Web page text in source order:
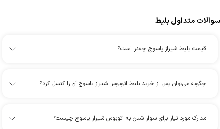
سوالات متداول بلیط
قیمت بلیط شیراز یاسوج چقدر است؟
چگونه می‌توان پس از خرید بلیط اتوبوس شیراز یاسوج آن را کنسل کرد؟
مدارک مورد نیاز برای سوار شدن به اتوبوس شیراز یاسوج چیست؟